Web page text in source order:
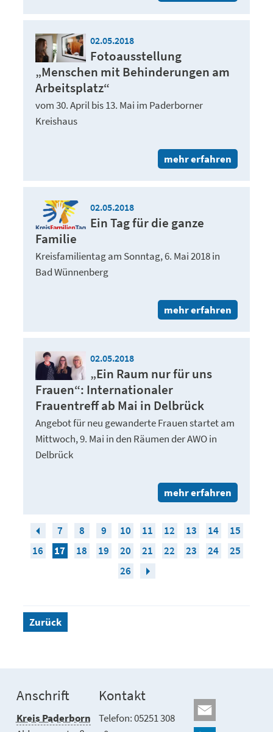
02.05.2018
Fotoausstellung
„Menschen mit Behinderungen am
Arbeitsplatz“
vom 30. April bis 13. Mai im Paderborner
Kreishaus
mehr erfahren
02.05.2018
Ein Tag für die ganze
Familie
Kreisfamilientag am Sonntag, 6. Mai 2018 in
Bad Wünnenberg
mehr erfahren
02.05.2018
„Ein Raum nur für uns
Frauen“: Internationaler
Frauentreff ab Mai in Delbrück
Angebot für neu gewanderte Frauen startet am
Mittwoch, 9. Mai in den Räumen der AWO in
Delbrück
mehr erfahren
7 8 9 10 11 12 13 14
15
16
17 18 19 20 21 22 23 24
25
26
Zurück
Anschrift
Kreis Paderborn
Kontakt
Telefon: 05251 308